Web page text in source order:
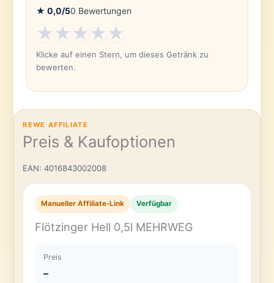
★ 0,0/50 Bewertungen
★★★★★
Klicke auf einen Stern, um dieses Getränk zu
bewerten.
REWE AFFILIATE
Preis & Kaufoptionen
EAN: 4016843002008
Manueller Affiliate-Link Verfügbar
Flötzinger Hell 0,5l MEHRWEG
Preis
–